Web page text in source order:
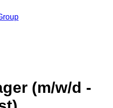
(m/w/d -